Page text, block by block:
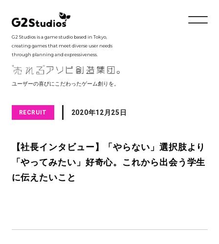
G2 Studios is a game studio based in Tokyo,
creating games that meet diverse user needs
through planning and expressiveness.
ユーザーの喜びにこだわったゲーム創りを。
RECRUIT 2020年12月25日
【社長インタビュー】「やらない」選択肢より
「やってみたい」好奇心。これから出会う学生
に伝えたいこと